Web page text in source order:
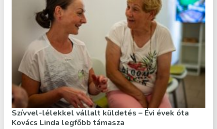
Szívvel-lélekkel vállalt küldetés – Évi évek óta
Kovács Linda legfőbb támasza